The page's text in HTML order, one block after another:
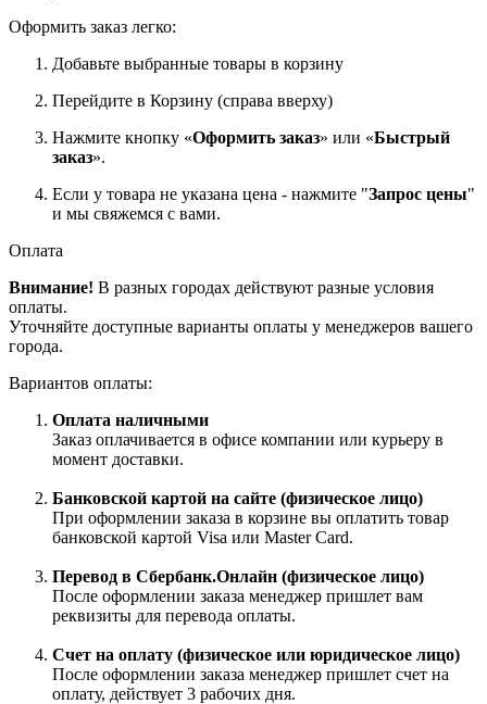
Оформить заказ легко:
Добавьте выбранные товары в корзину
Перейдите в Корзину (справа вверху)
Нажмите кнопку «Оформить заказ» или «Быстрый
заказ».
Если у товара не указана цена - нажмите "Запрос цены"
и мы свяжемся с вами.
Оплата
Внимание! В разных городах действуют разные условия
оплаты.
Уточняйте доступные варианты оплаты у менеджеров вашего
города.
Вариантов оплаты:
Оплата наличными
Заказ оплачивается в офисе компании или курьеру в
момент доставки.
Банковской картой на сайте (физическое лицо)
При оформлении заказа в корзине вы оплатить товар
банковской картой Visa или Master Card.
Перевод в Сбербанк.Онлайн (физическое лицо)
После оформлении заказа менеджер пришлет вам
реквизиты для перевода оплаты.
Счет на оплату (физическое или юридическое лицо)
После оформлении заказа менеджер пришлет счет на
оплату, действует 3 рабочих дня.